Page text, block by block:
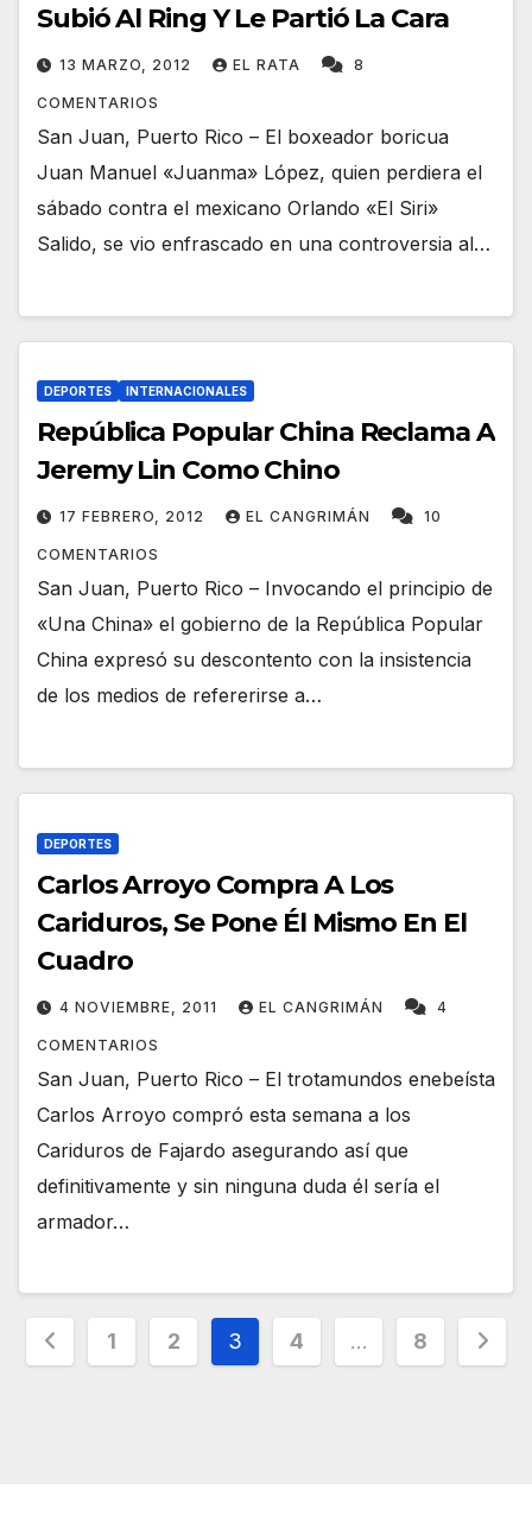
Subió Al Ring Y Le Partió La Cara
13 MARZO, 2012 EL RATA 8
COMENTARIOS
San Juan, Puerto Rico – El boxeador boricua
Juan Manuel «Juanma» López, quien perdiera el
sábado contra el mexicano Orlando «El Siri»
Salido, se vio enfrascado en una controversia al…
DEPORTES INTERNACIONALES
República Popular China Reclama A
Jeremy Lin Como Chino
17 FEBRERO, 2012 EL CANGRIMÁN 10
COMENTARIOS
San Juan, Puerto Rico – Invocando el principio de
«Una China» el gobierno de la República Popular
China expresó su descontento con la insistencia
de los medios de refererirse a…
DEPORTES
Carlos Arroyo Compra A Los
Cariduros, Se Pone Él Mismo En El
Cuadro
4 NOVIEMBRE, 2011 EL CANGRIMÁN 4
COMENTARIOS
San Juan, Puerto Rico – El trotamundos enebeísta
Carlos Arroyo compró esta semana a los
Cariduros de Fajardo asegurando así que
definitivamente y sin ninguna duda él sería el
armador…
Navegación
1 2 3 4 … 8